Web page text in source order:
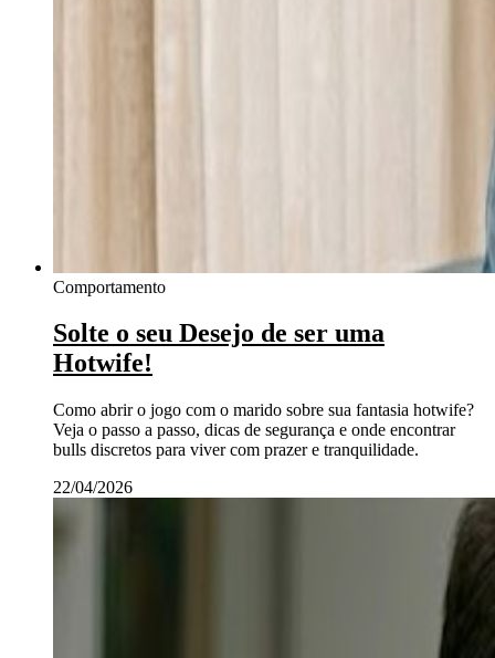
Comportamento
Solte o seu Desejo de ser uma
Hotwife!
Como abrir o jogo com o marido sobre sua fantasia hotwife?
Veja o passo a passo, dicas de segurança e onde encontrar
bulls discretos para viver com prazer e tranquilidade.
22/04/2026